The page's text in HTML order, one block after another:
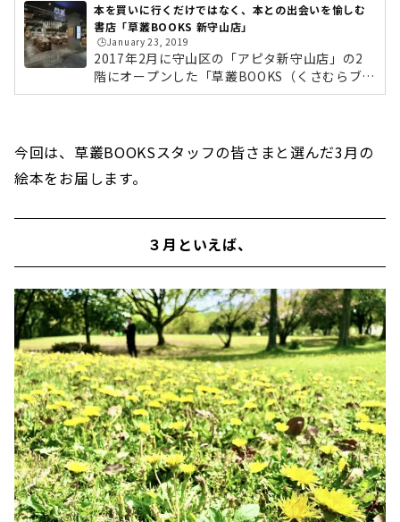
本を買いに行くだけではなく、本との出会いを愉しむ
書店「草叢BOOKS 新守山店」
🕒️January 23, 2019
2017年2月に守山区の「アピタ新守山店」の2
階にオープンした「草叢BOOKS（くさむらブッ
クス） 新守山店」。書店だけにとどまらず、新
本・中古本あわせて、地域最大級の50万冊以
上！毎月豊富なイベントも開催され、地域を盛
り上げる存在として話題になっている書店で
「本のラインアップは？」「どんなイベントが
開催されているの？」など徹底レポートしたい
と思います。「草叢BOOKS」とは店内のデザイ
ン...
今回は、草叢BOOKSスタッフの皆さまと選んだ3月の
絵本をお届します。
３月といえば、